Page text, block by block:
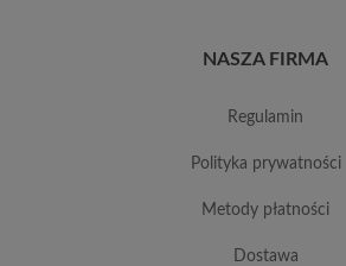
NASZA FIRMA
regulamin
polityka prywatności
metody płatności
dostawa